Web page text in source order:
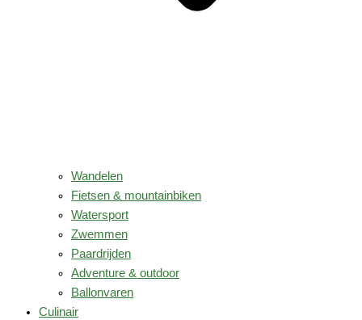
Wandelen
Fietsen & mountainbiken
Watersport
Zwemmen
Paardrijden
Adventure & outdoor
Ballonvaren
Culinair